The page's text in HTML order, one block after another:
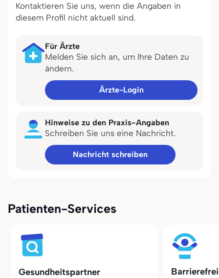
Kontaktieren Sie uns, wenn die Angaben in
diesem Profil nicht aktuell sind.
Für Ärzte
Melden Sie sich an, um Ihre Daten zu
ändern.
Ärzte-Login
Hinweise zu den Praxis-Angaben
Schreiben Sie uns eine Nachricht.
Nachricht schreiben
Patienten-Services
Gesundheitspartner